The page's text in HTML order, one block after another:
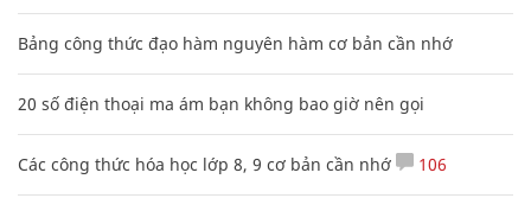
Bảng công thức đạo hàm nguyên hàm cơ bản cần nhớ
20 số điện thoại ma ám bạn không bao giờ nên gọi
Các công thức hóa học lớp 8, 9 cơ bản cần nhớ 106